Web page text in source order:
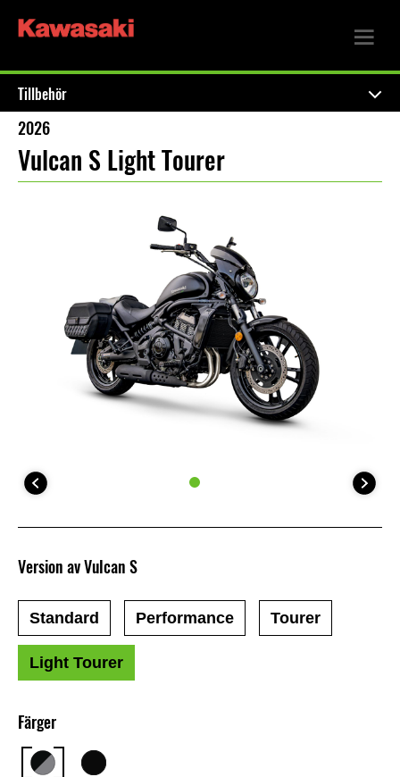
Tillbehör
2026
Vulcan S Light Tourer
Färger
Version av Vulcan S
Standard Performance Tourer
Light Tourer